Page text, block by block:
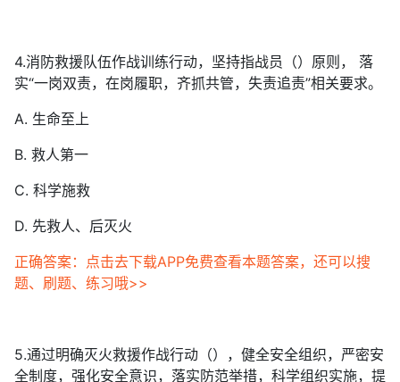
4.消防救援队伍作战训练行动，坚持指战员（）原则， 落
实“一岗双责，在岗履职，齐抓共管，失责追责”相关要求。
A. 生命至上
B. 救人第一
C. 科学施救
D. 先救人、后灭火
正确答案：点击去下载APP免费查看本题答案，还可以搜
题、刷题、练习哦>>
5.通过明确灭火救援作战行动（），健全安全组织，严密安
全制度，强化安全意识，落实防范举措，科学组织实施，提